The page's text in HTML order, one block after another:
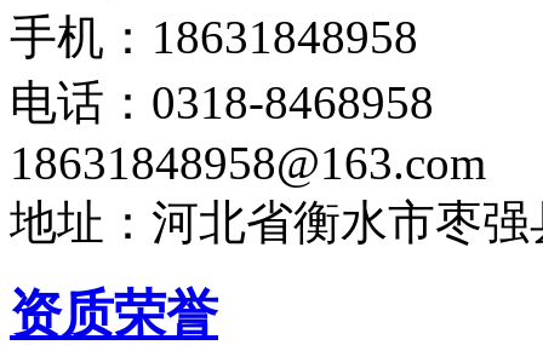
手机：18631848958
电话：0318-8468958
18631848958@163.com
地址：河北省衡水市枣
资质荣誉